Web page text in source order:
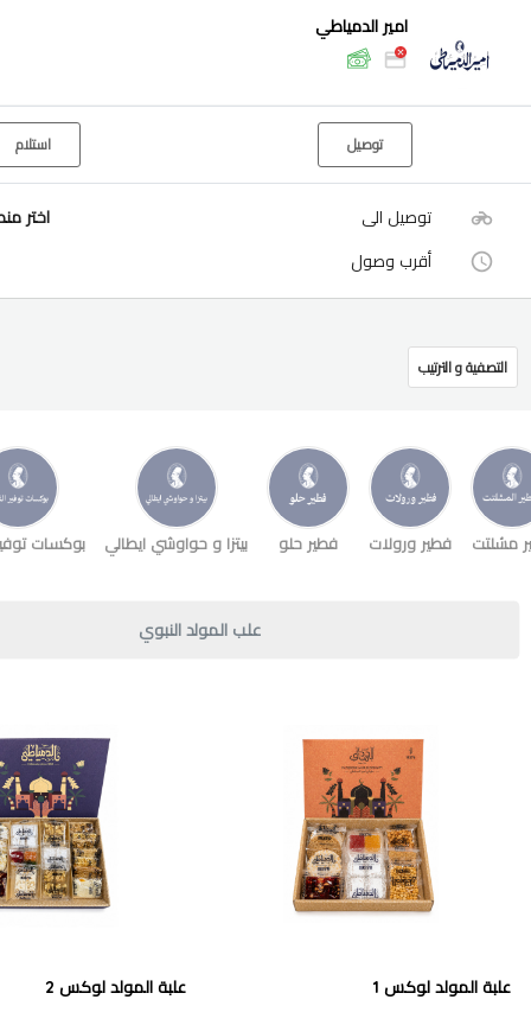
امير الدمياطي
توصيل استلام
توصيل الى اختر
أقرب وصول
التصفية و الترتيب
مشلتت فطير ورولات فطير حلو بيتزا و حواوشي ايطالي بوكسات
علب المولد النبوي
علبة المولد لوكس 1 علبة المولد لوكس 2